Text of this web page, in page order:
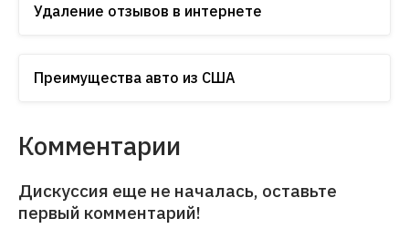
Удаление отзывов в интернете
Преимущества авто из США
Комментарии
Дискуссия еще не началась, оставьте
первый комментарий!